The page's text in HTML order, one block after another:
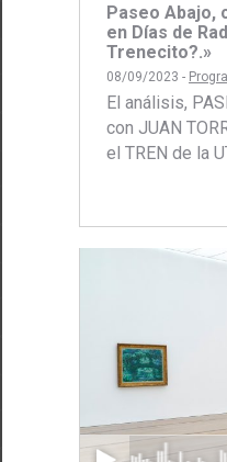
Paseo Abajo,
en Días de
Trenecito?.»
08/09/2023 -
El análisis,
con JUAN
el TREN de la